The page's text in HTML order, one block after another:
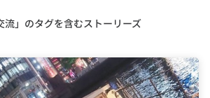
流」のタグを含むストーリーズ